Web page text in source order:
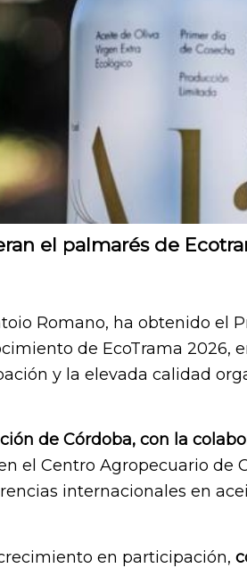
el palmarés de
Romano, ha obtenido el
de EcoTrama 2026,
y la elevada calidad
de Córdoba, con la
el Centro Agropecuario de
internacionales en
en participación,